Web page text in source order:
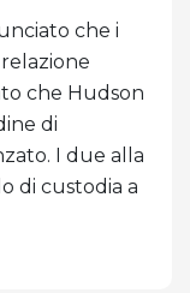
che i
che Hudson
di
I due alla
di custodia a